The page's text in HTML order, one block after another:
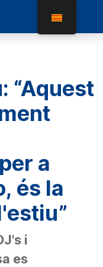
“Aquest
a
és la
i
es